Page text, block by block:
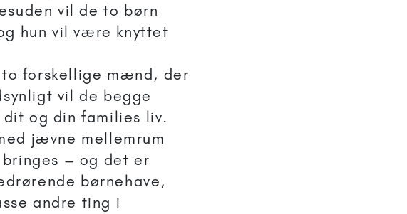
vil de to børn
hun vil være knyttet
forskellige mænd, der
vil de begge
og din families liv.
jævne mellemrum
– og det er
børnehave,
andre ting i